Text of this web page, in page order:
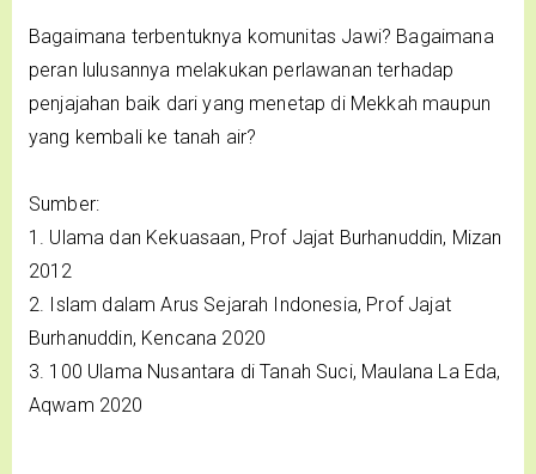
Bagaimana terbentuknya komunitas Jawi? Bagaimana
peran lulusannya melakukan perlawanan terhadap
penjajahan baik dari yang menetap di Mekkah maupun
yang kembali ke tanah air?
Sumber:
1. Ulama dan Kekuasaan, Prof Jajat Burhanuddin, Mizan
2012
2. Islam dalam Arus Sejarah Indonesia, Prof Jajat
Burhanuddin, Kencana 2020
3. 100 Ulama Nusantara di Tanah Suci, Maulana La Eda,
Aqwam 2020